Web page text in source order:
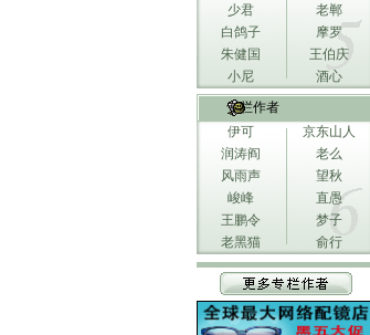
少君
老郸
白鸽子
摩罗
朱健国
王伯庆
小尼
酒心
专栏作者
伊可
京东山人
润涛阎
老么
风雨声
望秋
峻峰
直愚
王鹏令
梦子
老黑猫
俞行